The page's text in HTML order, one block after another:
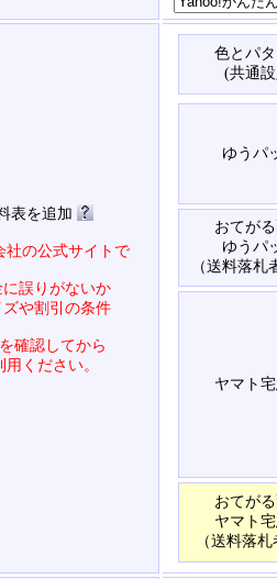
表を追加
社の公式サイトで
に誤りがないか
ズや割引の条件
確認してから
用ください。
色とパ
(共通
ゆうパ
おてが
ゆうパ
（送料落札
ヤマト
おてが
ヤマト
（送料落